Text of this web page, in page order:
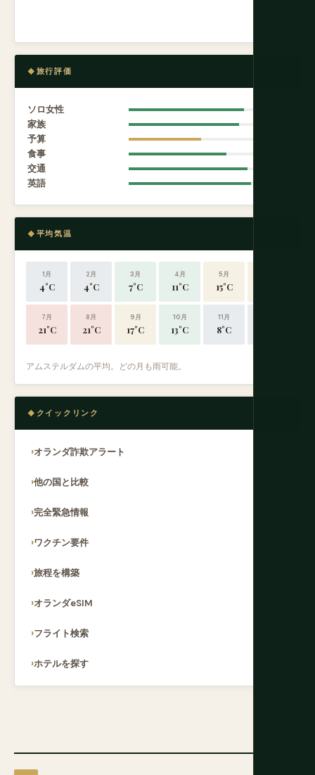
旅行評価
ソロ女性
家族
予算
食事
交通
英語
平均気温
1月
4°C
2月
4°C
3月
7°C
4月
11°C
5月
15°C
7月
21°C
8月
21°C
9月
17°C
10月
13°C
11月
8°C
アムステルダムの平均。どの月も雨可能。
クイックリンク
オランダ詐欺アラート
他の国と比較
完全緊急情報
ワクチン要件
旅程を構築
オランダeSIM
フライト検索
ホテルを探す